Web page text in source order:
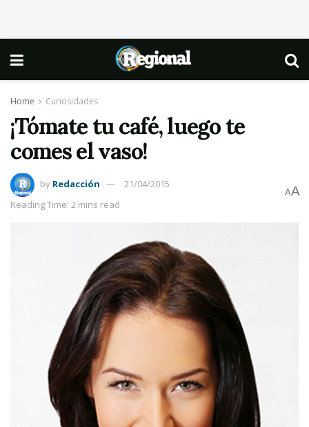
Home Curiosidades
¡Tómate tu café, luego te
comes el vaso!
by Redacción
21/04/2015
Reading Time: 2 mins read
AA